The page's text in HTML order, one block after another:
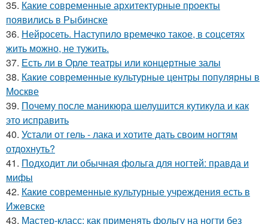
35. Какие современные архитектурные проекты
появились в Рыбинске
36. Нейросеть. Наступило времечко такое, в соцсетях
жить можно, не тужить.
37. Есть ли в Орле театры или концертные залы
38. Какие современные культурные центры популярны в
Москве
39. Почему после маникюра шелушится кутикула и как
это исправить
40. Устали от гель - лака и хотите дать своим ногтям
отдохнуть?
41. Подходит ли обычная фольга для ногтей: правда и
мифы
42. Какие современные культурные учреждения есть в
Ижевске
43. Мастер-класс: как применять фольгу на ногти без